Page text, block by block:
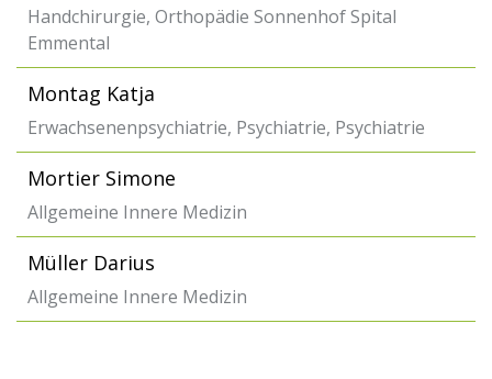
Handchirurgie, Orthopädie Sonnenhof Spital
Emmental
Montag Katja
Erwachsenenpsychiatrie, Psychiatrie, Psychiatrie
Mortier Simone
Allgemeine Innere Medizin
Müller Darius
Allgemeine Innere Medizin